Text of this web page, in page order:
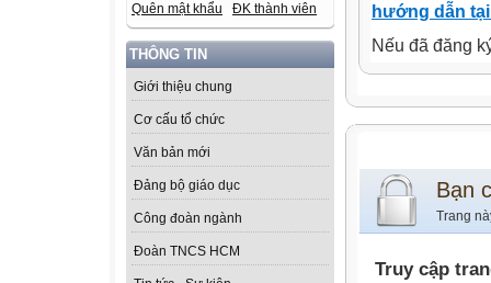
Quên mật khẩu ĐK thành viên
THÔNG TIN
Giới thiệu chung
Cơ cấu tổ chức
Văn bản mới
Đảng bộ giáo dục
Công đoàn ngành
Đoàn TNCS HCM
hướng dẫn
Nếu đã đăng
Bạn
Trang
Truy cập